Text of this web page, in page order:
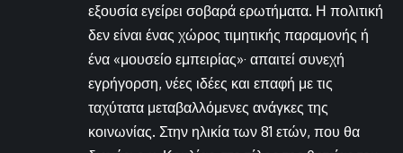
εξουσία εγείρει σοβαρά ερωτήματα. Η πολιτική
δεν είναι ένας χώρος τιμητικής παραμονής ή
ένα «μουσείο εμπειρίας»· απαιτεί συνεχή
εγρήγορση, νέες ιδέες και επαφή με τις
ταχύτατα μεταβαλλόμενες ανάγκες της
κοινωνίας. Στην ηλικία των 81 ετών, που θα